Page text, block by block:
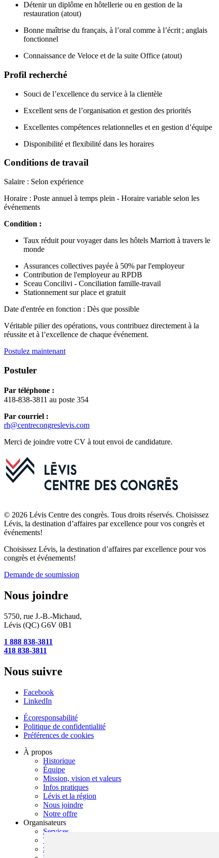
Détenir un diplôme en hôtellerie ou en gestion de la
restauration (atout)
Bonne maîtrise du français, à l’oral comme à l’écrit ; anglais
fonctionnel
Connaissance de Veloce et de la suite Office (atout)
Profil recherché
Souci de l’excellence du service à la clientèle
Excellent sens de l’organisation et gestion des priorités
Excellentes compétences relationnelles et en gestion d’équipe
Disponibilité et flexibilité dans les horaires
Conditions de travail
Salaire : Selon expérience
Horaire : Poste annuel à temps plein - Horaire variable selon les
événements
Condition :
Taux réduit pour voyager dans les hôtels Marriott à travers le
monde
Assurances collectives payée à 50% par l'employeur
Contribution de l'employeur au RPDB
Sceau Concilivi - Conciliation famille-travail
Stationnement sur place et gratuit
Date d'entrée en fonction : Dès que possible
Véritable pilier des opérations, vous contribuez directement à la
réussite et à l’excellence de chaque événement.
Postulez maintenant
Postuler
Par téléphone :
418-838-3811 au poste 354
Par courriel :
rh@centrecongreslevis.com
Merci de joindre votre CV à tout envoi de candidature.
© 2026 Lévis Centre des congrès. Tous droits réservés. Choisissez
Lévis, la destination d’affaires par excellence pour vos congrès et
événements!
Choisissez Lévis, la destination d’affaires par excellence pour vos
congrès et événements!
Demande de soumission
Nous joindre
5750, rue J.-B.-Michaud,
Lévis (QC) G6V 0B1
1 888 838-3811
418 838-3811
Nous suivre
Facebook
LinkedIn
Écoresponsabilité
Politique de confidentialité
Préférences de cookies
À propos
Historique
Équipe
Mission, vision et valeurs
Infos pratiques
Lévis et la région
Nous joindre
Notre offre
Organisateurs
Services
Types d'événements
Salles